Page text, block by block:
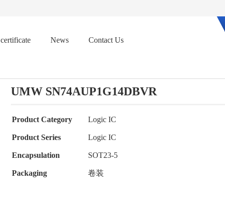
certificate News Contact Us
UMW SN74AUP1G14DBVR
Product Category Logic IC
Product Series Logic IC
Encapsulation SOT23-5
Packaging 卷装